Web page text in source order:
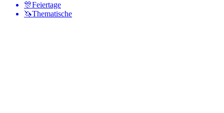
🎊Feiertage
🦄Thematische